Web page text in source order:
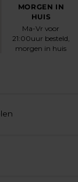
MORGEN IN
HUIS
Ma-Vr voor
21:00uur besteld,
morgen in huis